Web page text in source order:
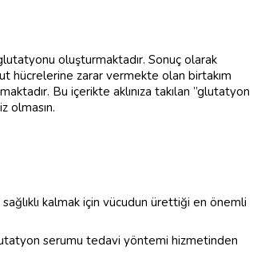
oluşturmaktadır. Sonuç olarak
hücrelerine zarar vermekte olan birtakım
Bu içerikte aklınıza takılan ”glutatyon
olmasın.
kalmak için vücudun ürettiği en önemli
serumu tedavi yöntemi hizmetinden